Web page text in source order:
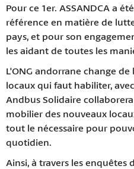
Pour ce 1er. ASSANDCA a
référence en matière de
pays, et pour son
les aidant de toutes les
L'ONG andorrane change
locaux qui faut habiliter,
Andbus Solidaire
mobilier des nouveaux
tout le nécessaire pour
quotidien.
Ainsi, à travers les enquêtes